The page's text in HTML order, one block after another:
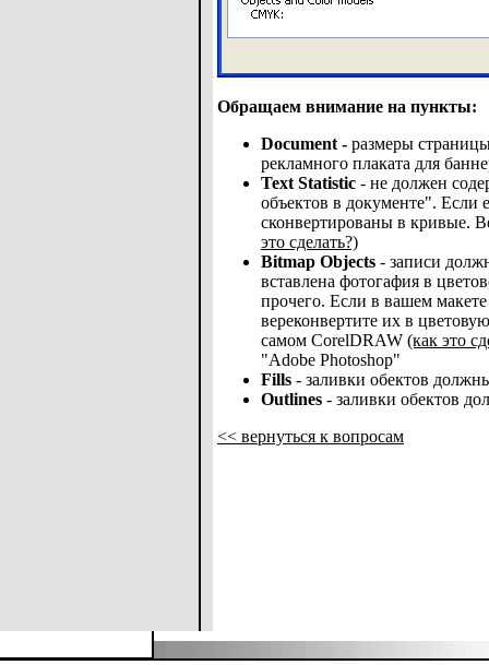
Обращаем внимание на пункты:
Document - размеры
рекламного плаката для
Text Statistic - не должен
объектов в документе". Если
сконвертированы в кривые.
это сделать?)
Bitmap Objects - записи
вставлена фотогафия в
прочего. Если в вашем
вереконвертите их в
самом CorelDRAW (как это
"Adobe Photoshop"
Fills - заливки обектов
Outlines - заливки обектов
<< вернуться к вопросам